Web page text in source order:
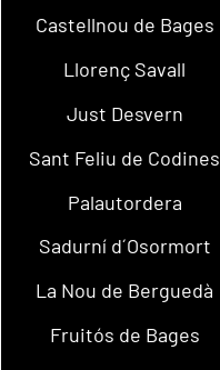
Castellnou de Bages
Llorenç Savall
Just Desvern
Sant Feliu de Codines
Palautordera
Sadurní d´Osormort
La Nou de Berguedà
Fruitós de Bages